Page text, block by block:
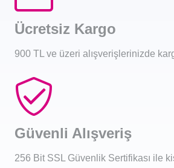
Ücretsiz Kargo
900 TL ve üzeri alışverişlerinizde
Güvenli Alışveriş
256 Bit SSL Güvenlik Sertifikası ile